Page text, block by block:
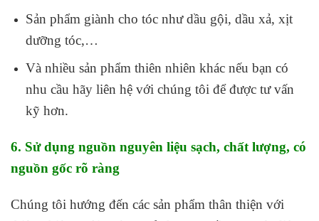
Sản phẩm giành cho tóc như dầu gội, dầu xả, xịt
dưỡng tóc,…
Và nhiều sản phẩm thiên nhiên khác nếu bạn có
nhu cầu hãy liên hệ với chúng tôi để được tư vấn
kỹ hơn.
6. Sử dụng nguồn nguyên liệu sạch, chất lượng, có
nguồn gốc rõ ràng
Chúng tôi hướng đến các sản phẩm thân thiện với